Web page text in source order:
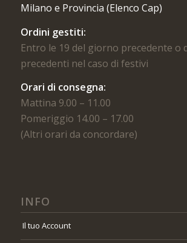
Milano e Provincia (Elenco Cap)
Ordini gestiti:
Entro le 19 del giorno precedente o
precedenti nel caso di festivi
Orari di consegna:
Mattina 9.00 – 11.00
Pomeriggio 14.00 – 17.00
(Altri orari da concordare)
INFO
Il tuo Account